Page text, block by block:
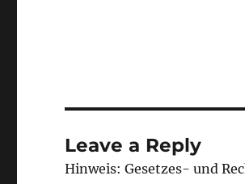
Leave a Reply
Hinweis: Gesetzes- und